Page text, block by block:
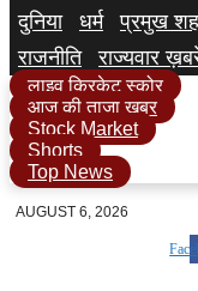
दुनिया
धर्म प्रमुख
राजनीति
राज्यवार
लाइव क्रिकेट स्कोर
आज की ताजा खबर
Stock Market
Shorts
Top News
AUGUST 6, 2026